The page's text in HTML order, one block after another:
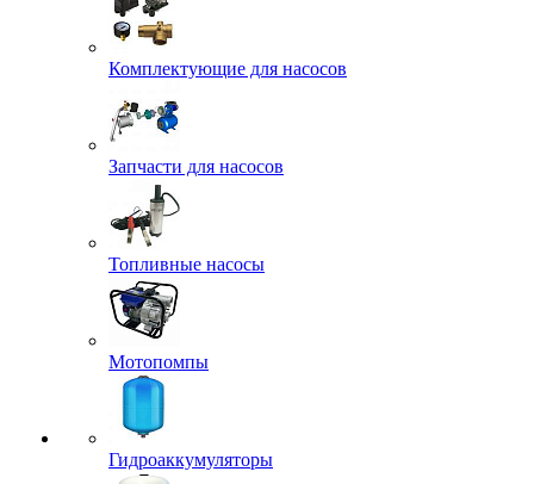
Комплектующие для насосов
Запчасти для насосов
Топливные насосы
Мотопомпы
Гидроаккумуляторы